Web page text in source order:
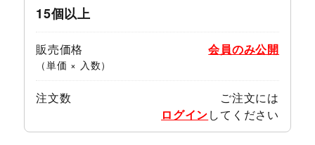
15個以上
販売価格
（単価 × 入数）
会員のみ公開
注文数
ご注文には
ログインしてください